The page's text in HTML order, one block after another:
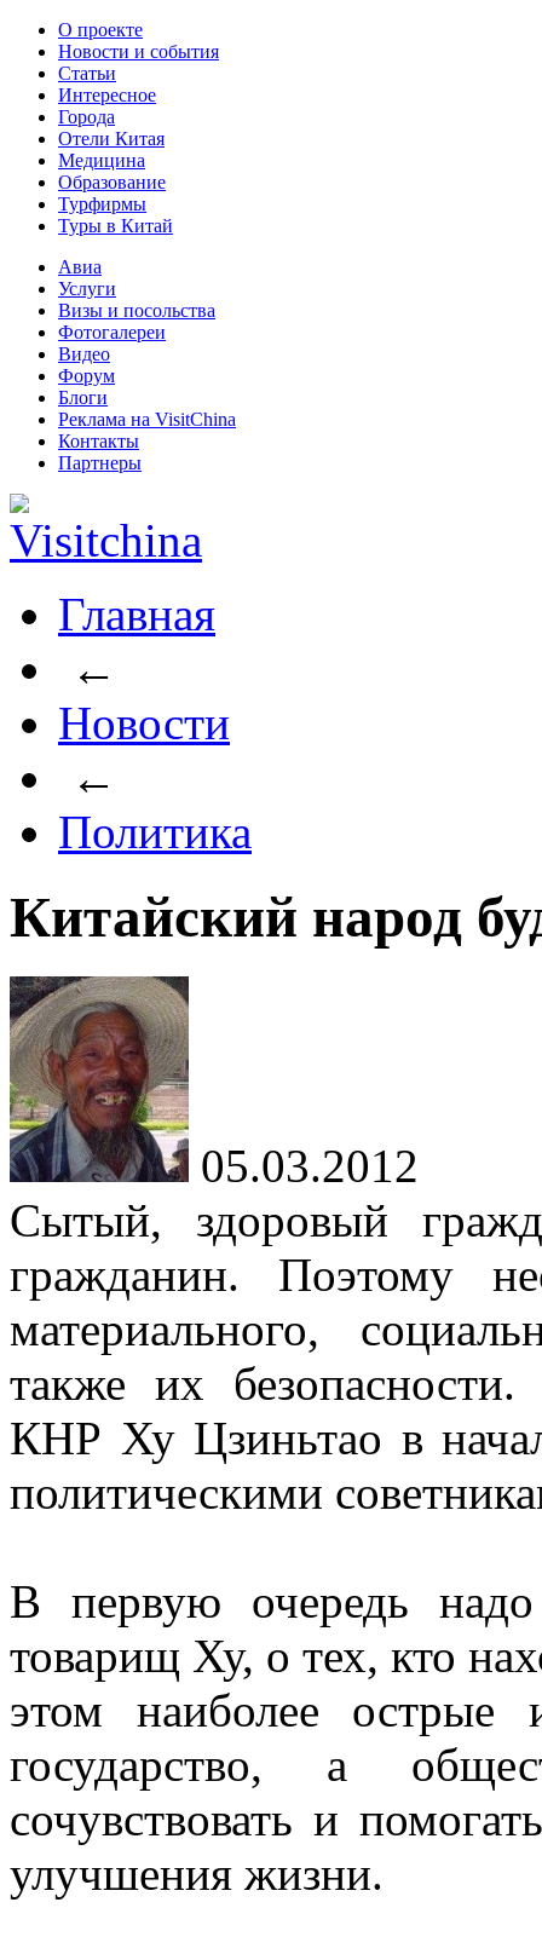
О проекте
Новости и события
Статьи
Интересное
Города
Отели Китая
Медицина
Образование
Турфирмы
Туры в Китай
Авиа
Услуги
Визы и посольства
Фотогалереи
Видео
Форум
Блоги
Реклама на VisitChina
Контакты
Партнеры
Главная
←
Новости
←
Политика
Китайский народ
05.03.2012
Сытый, здоровый
гражданин. Поэтому
материального,
также их
КНР Ху Цзиньтао в
политическими
В первую очередь надо
товарищ Ху, о тех, кто
этом наиболее
государство, а
сочувствовать и
улучшения жизни.